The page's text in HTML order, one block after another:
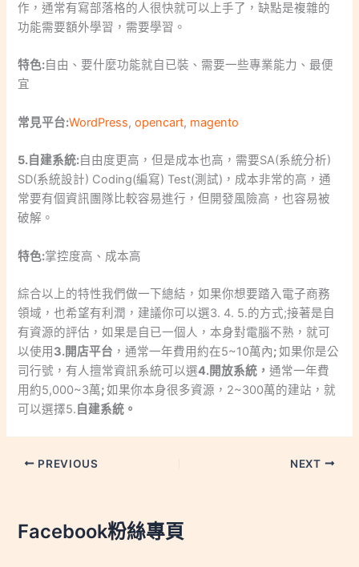
作，通常有寫部落格的人很快就可以上手了，缺點是複雜的
功能需要額外學習，需要學習。
特色:自由、要什麼功能就自已裝、需要一些專業能力、最便
宜
常見平台:WordPress,opencart, magento
5.自建系統:自由度更高，但是成本也高，需要SA(系統分析)
SD(系統設計) Coding(編寫) Test(測試)，成本非常的高，通
常要有個資訊團隊比較容易進行，但開發風險高，也容易被
破解。
特色:掌控度高、成本高
綜合以上的特性我們做一下總結，如果你想要踏入電子商務
領域，也希望有利潤，建議你可以選3. 4. 5.的方式;接著是自
有資源的評估，如果是自已一個人，本身對電腦不熟，就可
以使用 3.開店平台 ，通常一年費用約在5~10萬內;如果你是公
司行號，有人擅常資訊系統可以選4.開放系統，通常一年費
用約5,000~3萬;如果你本身很多資源，2~300萬的建站，就
可以選擇5.自建系統。
PREVIOUS NEXT
Facebook粉絲專頁